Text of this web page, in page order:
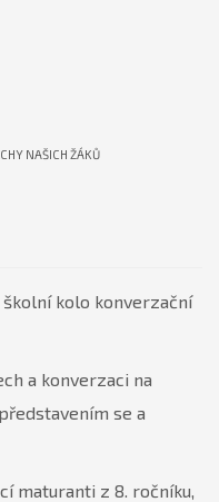
NAŠICH ŽÁKŮ
kolo konverzační
a konverzaci na
se a
maturanti z 8. ročníku,